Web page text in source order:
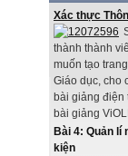
Xác thực
thành thành
muốn tạo
Giáo dục, cho
bài giảng điện
bài giảng
Bài 4: Quản lí
kiện